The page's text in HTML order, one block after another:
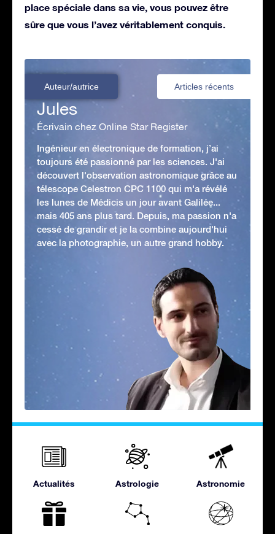
place spéciale dans sa vie, vous pouvez être
sûre que vous l’avez véritablement conquis.
Auteur/autrice Articles récents
Jules
Écrivain chez Online Star Register
Ingénieur en électronique de formation, j’ai
toujours été passionné par les sciences. J'ai
découvert l'observation astronomique grâce au
télescope Celestron CPC 1100 qui m'a révélé
les lunes de Médicis un jour avant Galilée...
mais 405 ans plus tard. Depuis, ma passion n'a
cessé de grandir et je la combine aujourd'hui
avec la photographie, un autre grand hobby.
Actualités Astrologie Astronomie